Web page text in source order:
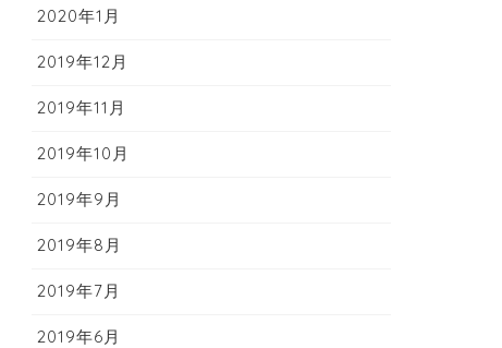
2020年1月
2019年12月
2019年11月
2019年10月
2019年9月
2019年8月
2019年7月
2019年6月